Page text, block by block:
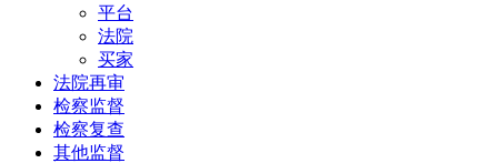
平台
法院
买家
法院再审
检察监督
检察复查
其他监督